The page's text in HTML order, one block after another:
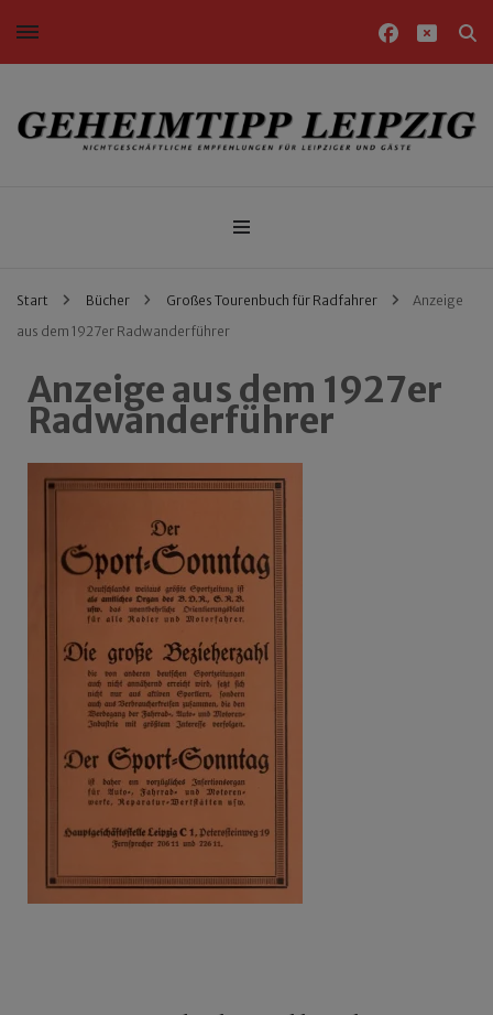
Nichtgeschäftliche Empfehlungen für Leipziger und Gäste
Start Bücher Großes Tourenbuch für Radfahrer
Anzeige
aus dem 1927er Radwanderführer
Anzeige aus dem 1927er
Radwanderführer